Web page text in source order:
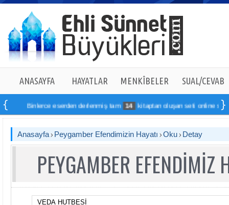
ANASAYFA HAYATLAR MENKÎBELER SUAL/CEVAB
Binlerce eserden derlenmiş tam 14 kitaptan oluşan seti online sipariş
Anasayfa Peygamber Efendimizin Hayatı Oku Detay
PEYGAMBER EFENDİMİZ